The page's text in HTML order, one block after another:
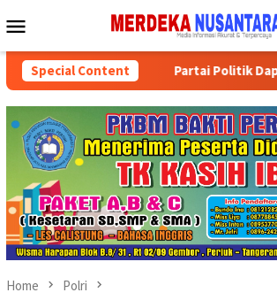
to
Menu
Special Content
Sosial Partai Politik Dapat
Home Polri